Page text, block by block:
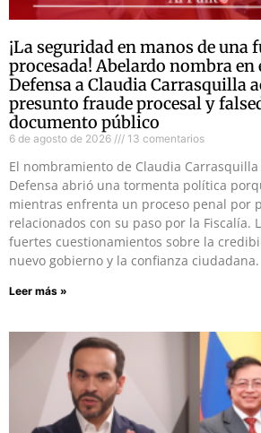
¡La seguridad en manos de una
procesada! Abelardo nombra
Defensa a Claudia Carrasquilla
presunto fraude procesal y
documento público
6 de agosto de 2026 13 comentarios
El nombramiento de Claudia
Defensa abrió una tormenta política
mientras enfrenta un proceso penal por
relacionados con su paso por la Fiscalía.
fuertes cuestionamientos sobre la
nuevo gobierno y la confianza ciudadana.
Leer más »